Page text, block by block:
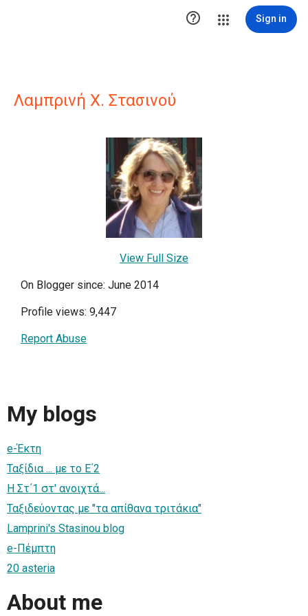
 Sign in
Λαμπρινή Χ. Στασινού
View Full Size
On Blogger since: June 2014
Profile views: 9,447
Report Abuse
My blogs
e-Έκτη
Ταξίδια ... με το Ε΄2
Η Στ΄1 στ' ανοιχτά...
Ταξιδεύοντας με "τα απίθανα τριτάκια"
Lamprini's Stasinou blog
e-Πέμπτη
20 asteria
About me